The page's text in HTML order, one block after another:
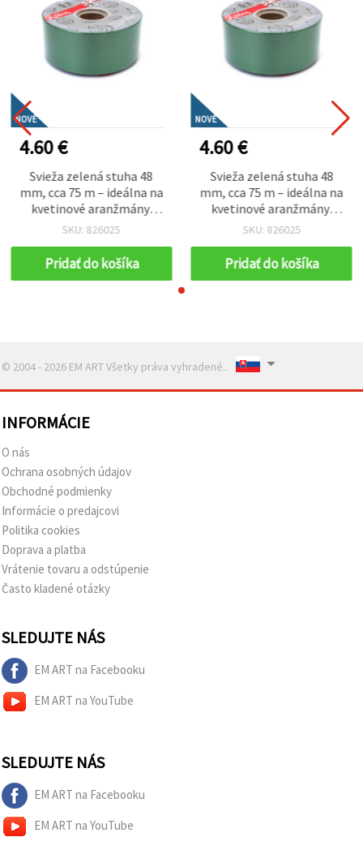
NOVÉ
4.60 €
Svieža zelená stuha 48
mm, cca 75 m – ideálna na
kvetinové aranžmány,
balenie darčekov a
SKU: 826025
Pridať do košíka
NOVÉ
4.60 €
Svieža zelená stuha 48
mm, cca 75 m – ideálna na
kvetinové aranžmány,
balenie darčekov a
SKU: 826025
Pridať do košíka
© 2004 - 2026 EM ART Všetky práva vyhradené..
INFORMÁCIE
O nás
Ochrana osobných údajov
Obchodné podmienky
Informácie o predajcovi
Politika cookies
Doprava a platba
Vrátenie tovaru a odstúpenie
Často kladené otázky
SLEDUJTE NÁS
EM ART na Facebooku
EM ART na YouTube
SLEDUJTE NÁS
EM ART na Facebooku
EM ART na YouTube